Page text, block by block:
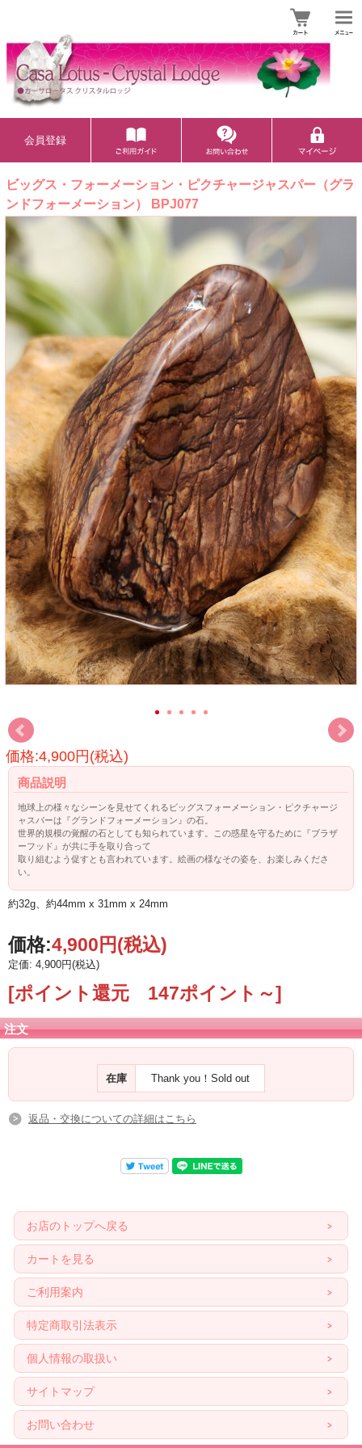
会員登録
ビッグス・フォーメーション・ピクチャージャスパー（グラ
ンドフォーメーション） BPJ077
価格:4,900円(税込)
商品説明
地球上の様々なシーンを見せてくれるビッグスフォーメーション・ピクチャージ
ャスパーは『グランドフォーメーション』の石。
世界的規模の覚醒の石としても知られています。この惑星を守るために『ブラザ
ーフッド』が共に手を取り合って
取り組むよう促すとも言われています。絵画の様なその姿を、お楽しみくださ
い。
約32g、約44mm x 31mm x 24mm
価格:4,900円(税込)
定価: 4,900円(税込)
[ポイント還元 147ポイント～]
注文
在庫 Thank you！Sold out
返品・交換についての詳細はこちら
お店のトップへ戻る
カートを見る
ご利用案内
特定商取引法表示
個人情報の取扱い
サイトマップ
お問い合わせ